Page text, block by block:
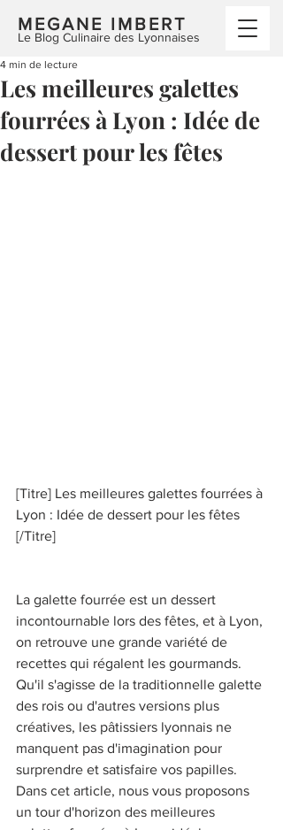
MEGANE IMBERT
Le Blog Culinaire des Lyonnaises
Les meilleures galettes
fourrées à Lyon : Idée de
dessert pour les fêtes
4 min de lecture
[Titre] Les meilleures galettes fourrées à
Lyon : Idée de dessert pour les fêtes
[/Titre]
La galette fourrée est un dessert
incontournable lors des fêtes, et à Lyon,
on retrouve une grande variété de
recettes qui régalent les gourmands.
Qu'il s'agisse de la traditionnelle galette
des rois ou d'autres versions plus
créatives, les pâtissiers lyonnais ne
manquent pas d'imagination pour
surprendre et satisfaire vos papilles.
Dans cet article, nous vous proposons
un tour d'horizon des meilleures